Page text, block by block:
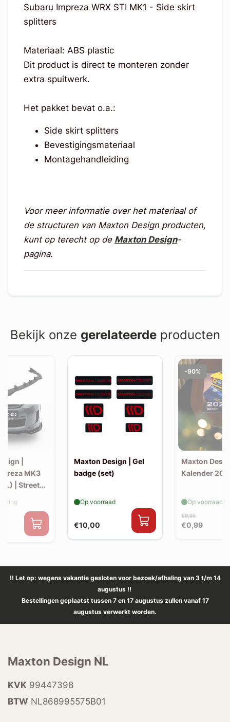
Subaru Impreza WRX STI MK1 - Side skirt
splitters
Materiaal: ABS plastic
Dit product is direct te monteren zonder
extra spuitwerk.
Het pakket bevat o.a.:
Side skirt splitters
Bevestigingsmateriaal
Montagehandleiding
Voor meer informatie over het materiaal of
de structuren van Maxton Design producten,
kunt op terecht op de Maxton Design-
pagina.
Bekijk onze gerelateerdeproducten
|
MK3
| Street
Maxton Design | Gel
badge (set)
€10,00
Op voorraad
-90%
Maxton
Kalender
€9,95
€0,99
Op voorraad
!! Let op: wegens vakantie gesloten voor bezoek/afhaling van 3 t/m 14
augustus !!
Bestellingen geplaatst tussen 7 en 17 augustus zullen vanaf 17
augustus verwerkt worden.
Maxton Design NL
KVK 99447398
BTW NL868995575B01